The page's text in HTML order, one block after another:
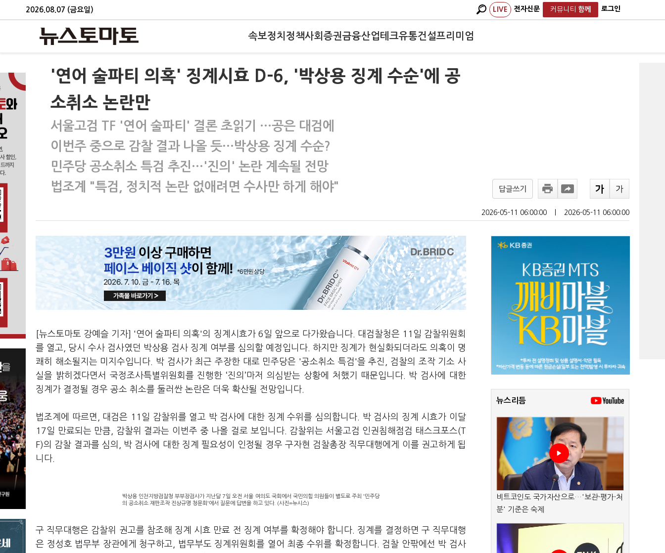
2026.08.07 (금요일) LIVE 전자신문 커뮤니티 함께 로그인
속보정치 정책사회 증권금융산업테크유통건설프리미엄
'연어 술파티 의혹' 징계시효 D-6, '박상용 징계 수순'에 공
소취소 논란만
서울고검 TF '연어 술파티' 결론 초읽기 …공은 대검에
이번주 중으로 감찰 결과 나올 듯…박상용 징계 수순?
민주당 공소취소 특검 추진…'진의' 논란 계속될 전망
법조계 "특검, 정치적 논란 없애려면 수사만 하게 해야"
답글쓰기
2026-05-11 06:00:00 2026-05-11 06:00:00
[뉴스토마토 강예슬 기자] '연어 술파티 의혹'의 징계시효가 6일 앞으로 다가왔습니다. 대검찰청은 11일 감찰위원회
를 열고, 당시 수사 검사였던 박상용 검사 징계 여부를 심의할 예정입니다. 하지만 징계가 현실화되더라도 의혹이 명
쾌히 해소될지는 미지수입니다. 박 검사가 최근 주장한 대로 민주당은 '공소취소 특검'을 추진, 검찰의 조작 기소 사
실을 밝히겠다면서 국정조사특별위원회를 진행한 ‘진의’마저 의심받는 상황에 처했기 때문입니다. 박 검사에 대한
징계가 결정될 경우 공소 취소를 둘러싼 논란은 더욱 확산될 전망입니다.
법조계에 따르면, 대검은 11일 감찰위를 열고 박 검사에 대한 징계 수위를 심의합니다. 박 검사의 징계 시효가 이달
17일 만료되는 만큼, 감찰위 결과는 이번주 중 나올 걸로 보입니다. 감찰위는 서울고검 인권침해점검 태스크포스(T
F)의 감찰 결과를 심의, 박 검사에 대한 징계 필요성이 인정될 경우 구자현 검찰총장 직무대행에게 이를 권고하게 됩
니다.
박상용 인천지방검찰청 부부장검사가 지난달 7일 오전 서울 여의도 국회에서 국민의힘 의원들이 별도로 주최 '민주당
의 공소취소 재판조작 진상규명 청문회'에서 질문에 답변을 하고 있다. (사진=뉴시스)
구 직무대행은 감찰위 권고를 참조해 징계 시효 만료 전 징계 여부를 확정해야 합니다. 징계를 결정하면 구 직무대행
은 정성호 법무부 장관에게 청구하고, 법무부도 징계위원회를 열어 최종 수위를 확정합니다. 검찰 안팎에선 박 검사
뉴스리듬
비트코인도 국가자산으로…'보관·평가·처
분' 기준은 숙제